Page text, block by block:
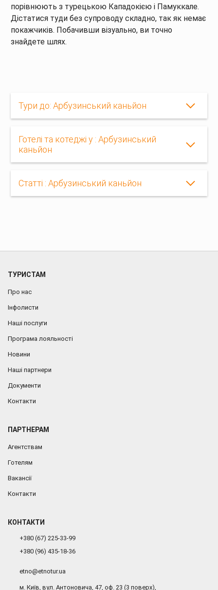
порівнюють з турецькою Кападокією і Памуккале.
Дістатися туди без супроводу складно, так як немає
покажчиків. Побачивши візуально, ви точно
знайдете шлях.
Тури до: Арбузинський каньйон
Готелі та котеджі у : Арбузинський
каньйон
Статті : Арбузинський каньйон
ТУРИСТАМ
Про нас
Інфолисти
Наші послуги
Програма лояльності
Новини
Наші партнери
Документи
Контакти
ПАРТНЕРАМ
Агентствам
Готелям
Вакансії
Контакти
КОНТАКТИ
+380 (67) 225-33-99
+380 (96) 435-18-36
etno@etnotur.ua
м. Київ, вул. Антоновича, 47, оф. 23 (3 поверх),